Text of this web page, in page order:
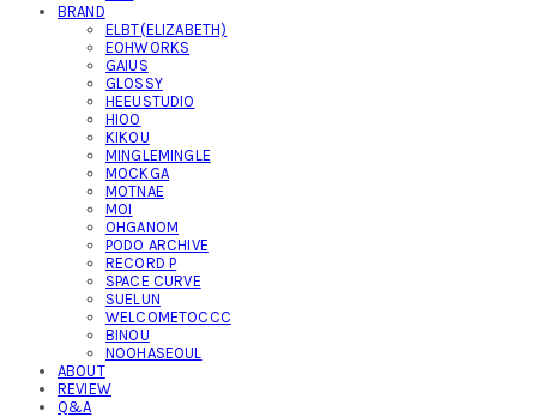
BRAND
ELBT(ELIZABETH)
EOHWORKS
GAIUS
GLOSSY
HEEUSTUDIO
HIOO
KIKOU
MINGLEMINGLE
MOCKGA
MOTNAE
MOI
OHGANOM
PODO ARCHIVE
RECORD P
SPACE CURVE
SUELUN
WELCOMETOCCC
BINOU
NOOHASEOUL
ABOUT
REVIEW
Q&A